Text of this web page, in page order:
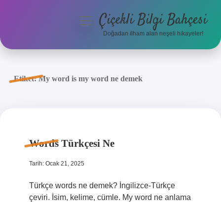
Anasayfa
menüyüÇiçekli Bilgi Bahçesi
Doğadan ilham alan neşeli hikayeler!
Etiket:My word is my word ne demek
Words Türkçesi Ne
Tarih: Ocak 21, 2025
Türkçe words ne demek? İngilizce-Türkçe
çeviri. İsim, kelime, cümle. My word ne anlama